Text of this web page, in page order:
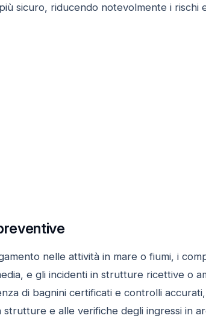
sicuro, riducendo notevolmente i rischi
nelle attività in mare o fiumi, i
e gli incidenti in strutture ricettive o
di bagnini certificati e controlli accurati,
strutture e alle verifiche degli ingressi in